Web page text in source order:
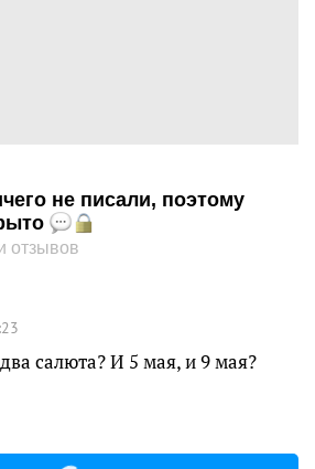
не писали, поэтому
отзывов
салюта? И 5 мая, и 9 мая?